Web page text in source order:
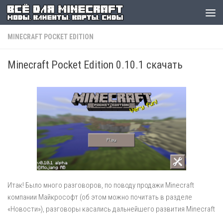
MINECRAFT POCKET EDITION
Minecraft Pocket Edition 0.10.1 скачать
Итак! Было много разговоров, по поводу продажи Minecraft
компании Майкрософт (об этом можно почитать в разделе
«Новости»), разговоры касались дальнейшего развития Minecraft